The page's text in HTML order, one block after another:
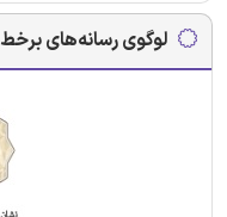
لوگوی رسانه‌های برخط